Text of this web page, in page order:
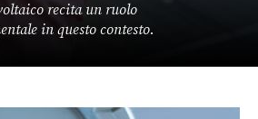
recita un ruolo
in questo contesto.